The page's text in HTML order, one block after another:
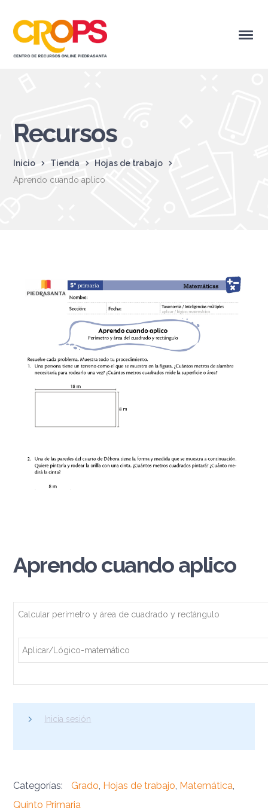
Recursos
Inicio Tienda
Hojas de trabajo
Aprendo cuando aplico
Aprendo cuando aplico
Calcular perímetro y área de cuadrado y rectángulo
Aplicar/Lógico-matemático
Inicia sesión
Categorías: Grado Hojas de trabajo Matemática
Quinto Primaria